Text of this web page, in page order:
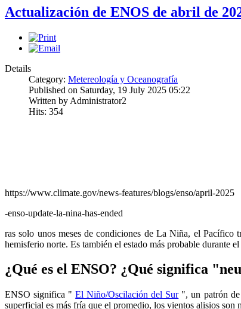
Actualización de ENOS de abril de
Details
Category: Metereología y Oceanografía
Published on Saturday, 19 July 2025 05:22
Written by Administrator2
Hits: 354
https://www.climate.gov/news-features/blogs/enso/april-2025
-enso-update-la-nina-has-ended
ras solo unos meses de condiciones de La Niña, el Pacífico
hemisferio norte. Es también el estado más probable durante
¿Qué es el ENSO? ¿Qué significa
ENSO significa "El Niño/Oscilación del Sur", un patrón de
superficial es más fría que el promedio, los vientos alisios